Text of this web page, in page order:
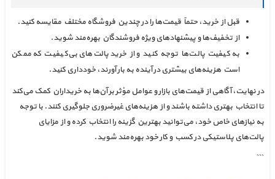
قبل از خرید، حتماً قیمت‌ها را در چندین فروشگاه مختلف مقایسه کنید.
از تخفیف‌ها و پیشنهادهای ویژه فروشندگان بهره‌مند شوید.
به کیفیت پالت‌ها توجه کنید و از خرید پالت‌های بی‌کیفیت که ممکن
است هزینه‌های بیشتری در آینده به بار آورند، خودداری کنید.
در نهایت، آگاهی از قیمت‌های بازار و عوامل مؤثر بر آن‌ها به خریداران کمک می‌کند
تا انتخاب بهتری داشته باشند و از هزینه‌های غیرضروری جلوگیری کنند. با توجه
به نیازهای خاص خود، می‌توانید بهترین گزینه را انتخاب کرده و از مزایای
پالت‌های پلاستیکی در کسب و کار خود بهره‌مند شوید.
```